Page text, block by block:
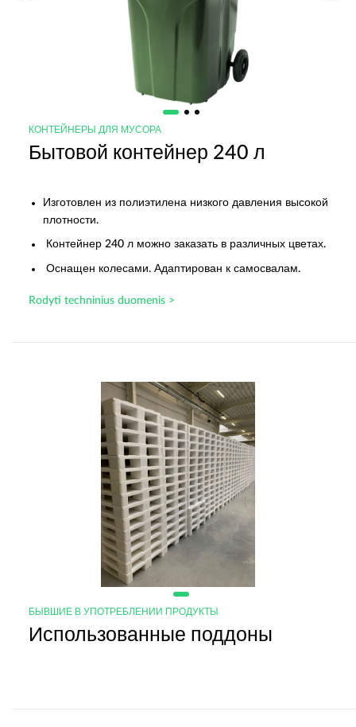
КОНТЕЙНЕРЫ ДЛЯ МУСОРА
Бытовой контейнер 240 л
Изготовлен из полиэтилена низкого давления высокой
плотности.
Контейнер 240 л можно заказать в различных цветах.
Оснащен колесами. Адаптирован к самосвалам.
Rodyti techninius duomenis >
БЫВШИЕ В УПОТРЕБЛЕНИИ ПРОДУКТЫ
Использованные поддоны